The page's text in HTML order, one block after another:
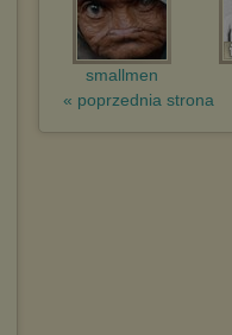
smallmen
« poprzednia strona